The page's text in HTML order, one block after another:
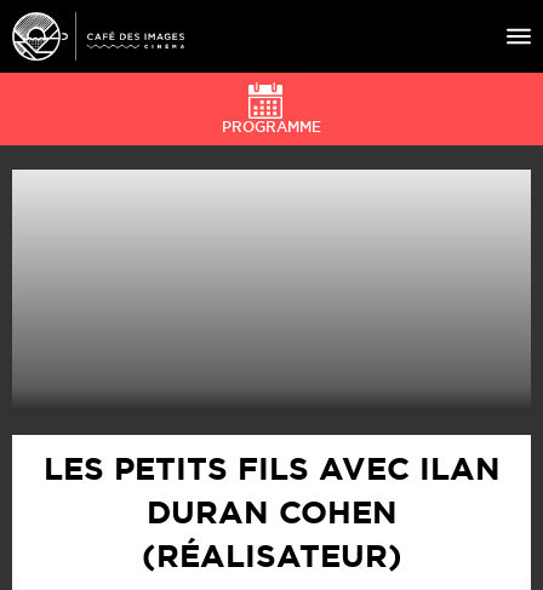
À L’AFFICHE
PROGRAMME
LES PETITS FILS AVEC ILAN
DURAN COHEN
(RÉALISATEUR)